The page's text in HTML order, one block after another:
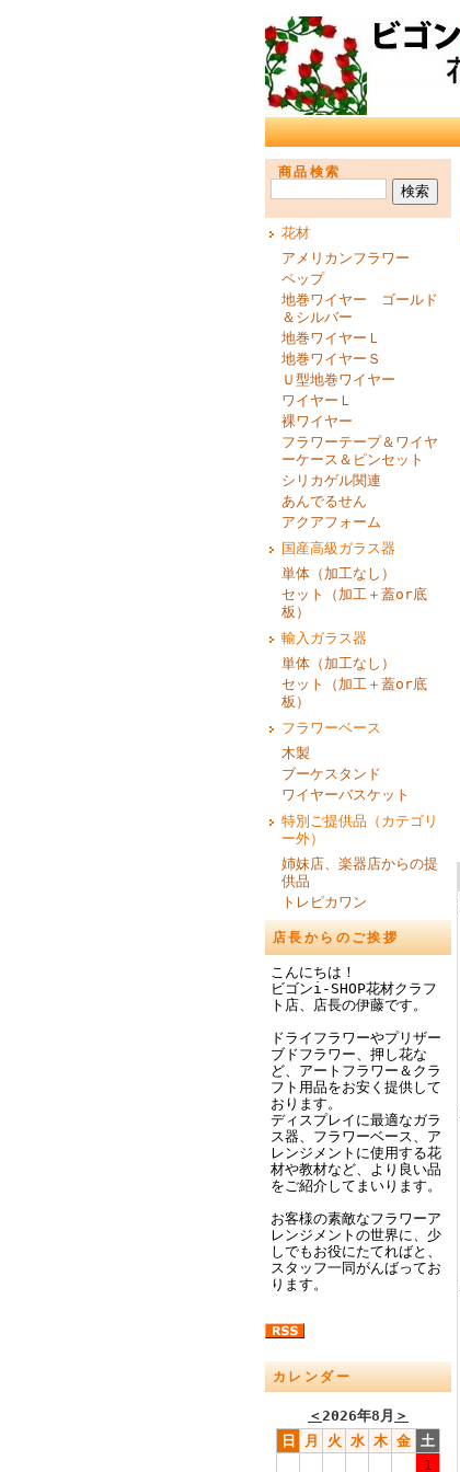
商品検索
花材
アメリカンフラワー
ペップ
地巻ワイヤー ゴールド
＆シルバー
地巻ワイヤーＬ
地巻ワイヤーＳ
Ｕ型地巻ワイヤー
ワイヤーＬ
裸ワイヤー
フラワーテープ＆ワイヤ
ーケース＆ピンセット
シリカゲル関連
あんでるせん
アクアフォーム
国産高級ガラス器
単体（加工なし）
セット（加工＋蓋or底
板）
輸入ガラス器
単体（加工なし）
セット（加工＋蓋or底
板）
フラワーベース
木製
ブーケスタンド
ワイヤーバスケット
特別ご提供品（カテゴリ
ー外）
姉妹店、楽器店からの提
供品
トレピカワン
店長からのご挨拶
こんにちは！
ビゴンi-SHOP花材クラフ
ト店、店長の伊藤です。
ドライフラワーやプリザー
ブドフラワー、押し花な
ど、アートフラワー＆クラ
フト用品をお安く提供して
おります。
ディスプレイに最適なガラ
ス器、フラワーベース、ア
レンジメントに使用する花
材や教材など、より良い品
をご紹介してまいります。
お客様の素敵なフラワーア
レンジメントの世界に、少
しでもお役にたてればと、
スタッフ一同がんばってお
ります。
カレンダー
＜2026年8月 ＞
日
月 火 水 木 金 土
1